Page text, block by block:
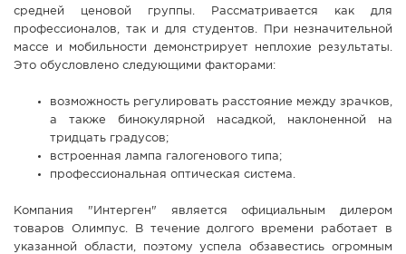
средней ценовой группы. Рассматривается как для
профессионалов, так и для студентов. При незначительной
массе и мобильности демонстрирует неплохие результаты.
Это обусловлено следующими факторами:
возможность регулировать расстояние между зрачков,
а также бинокулярной насадкой, наклоненной на
тридцать градусов;
встроенная лампа галогенового типа;
профессиональная оптическая система.
Компания "Интерген" является официальным дилером
товаров Олимпус. В течение долгого времени работает в
указанной области, поэтому успела обзавестись огромным